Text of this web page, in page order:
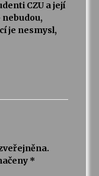
CZU a její
je nesmysl,
*